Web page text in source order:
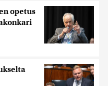
opetus